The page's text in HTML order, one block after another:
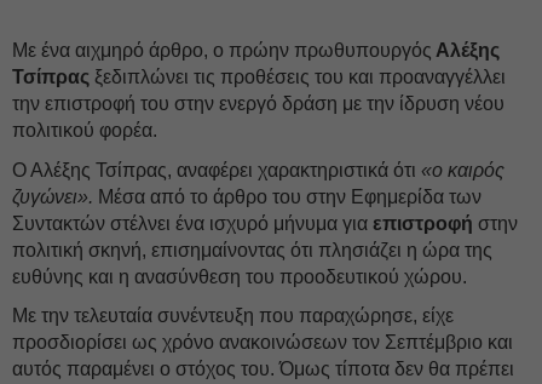
Με ένα αιχμηρό άρθρο, ο πρώην πρωθυπουργός Αλέξης
Τσίπρας ξεδιπλώνει τις προθέσεις του και προαναγγέλλει
την επιστροφή του στην ενεργό δράση με την ίδρυση νέου
πολιτικού φορέα.
Ο Αλέξης Τσίπρας, αναφέρει χαρακτηριστικά ότι «ο καιρός
ζυγώνει». Μέσα από το άρθρο του στην Εφημερίδα των
Συντακτών στέλνει ένα ισχυρό μήνυμα για επιστροφή στην
πολιτική σκηνή, επισημαίνοντας ότι πλησιάζει η ώρα της
ευθύνης και η ανασύνθεση του προοδευτικού χώρου.
Με την τελευταία συνέντευξη που παραχώρησε, είχε
προσδιορίσει ως χρόνο ανακοινώσεων τον Σεπτέμβριο και
αυτός παραμένει ο στόχος του. Όμως τίποτα δεν θα πρέπει